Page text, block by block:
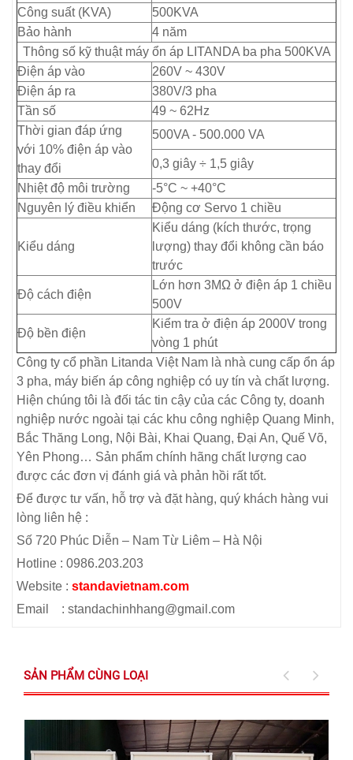
Công suất (KVA)
500KVA
Bảo hành
4 năm
Thông số kỹ thuật máy ổn áp LITANDA ba pha 500KVA
Điện áp vào
260V ~ 430V
Điện áp ra
380V/3 pha
Tần số
49 ~ 62Hz
Thời gian đáp ứng
với 10% điện áp vào
thay đổi
500VA - 500.000 VA
0,3 giây ÷ 1,5 giây
Nhiệt độ môi trường
-5°C ~ +40°C
Nguyên lý điều khiển
Động cơ Servo 1 chiều
Kiểu dáng
Kiểu dáng (kích thước, trọng
lượng) thay đổi không cần báo
trước
Độ cách điện
Lớn hơn 3MΩ ở điện áp 1 chiều
500V
Độ bền điện
Kiểm tra ở điện áp 2000V trong
vòng 1 phút
Công ty cổ phần Litanda Việt Nam là nhà cung cấp ổn áp
3 pha, máy biến áp công nghiệp có uy tín và chất lượng.
Hiện chúng tôi là đối tác tin cậy của các Công ty, doanh
nghiệp nước ngoài tại các khu công nghiệp Quang Minh,
Bắc Thăng Long, Nội Bài, Khai Quang, Đại An, Quế Võ,
Yên Phong… Sản phẩm chính hãng chất lượng cao
được các đơn vị đánh giá và phản hồi rất tốt.
Để được tư vấn, hỗ trợ và đặt hàng, quý khách hàng vui
lòng liên hệ :
Số 720 Phúc Diễn – Nam Từ Liêm – Hà Nội
Hotline : 0986.203.203
Website : standavietnam.com
Email : standachinhhang@gmail.com
SẢN PHẨM CÙNG LOẠI